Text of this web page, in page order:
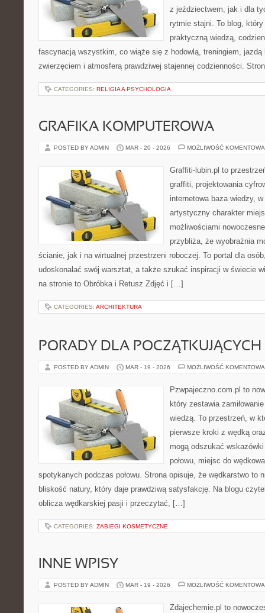
z jeździectwem, jak i dla
rytmie stajni. To blog,
praktyczną wiedzą,
fascynacją wszystkim, co wiąże się z hodowlą, treningiem, jazdą
zwierzęciem i atmosferą prawdziwej stajennej codzienności.
CATEGORIES: RELIGIA A PSYCHOLOGIA
GRAFIKA KOMPUTEROWA
POSTED BY ADMIN MAR - 20 - 2026 MOŻLIWOŚĆ
Graffiti-lubin.pl to
graffiti, projektowania
internetowa baza wiedzy,
artystyczny charakter
możliwościami
przybliża, że wyobraźnia
ścianie, jak i na wirtualnej przestrzeni roboczej. To portal dla
udoskonalać swój warsztat, a także szukać inspiracji w świecie
na stronie to Obróbka i Retusz Zdjęć i […]
CATEGORIES: ARCHITEKTURA
PORADY DLA POCZĄTKUJĄCYCH
POSTED BY ADMIN MAR - 19 - 2026 MOŻLIWOŚĆ
Pzwpajeczno.com.pl to
który zestawia
wiedzą. To przestrzeń, w
pierwsze kroki z wędką
mogą odszukać
połowu, miejsc do
spotykanych podczas połowu. Strona opisuje, że wędkarstwo to
bliskość natury, który daje prawdziwą satysfakcję. Na blogu
oblicza wędkarskiej pasji i przeczytać, […]
CATEGORIES: ZABIEGI KOSMETYCZNE
INNE WPISY
POSTED BY ADMIN MAR - 19 - 2026 MOŻLIWOŚĆ
Zdajechemie.pl to